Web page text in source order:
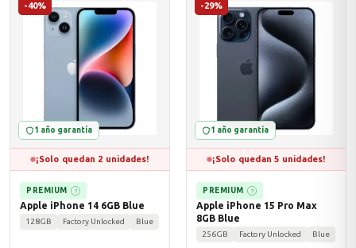
-40%
1 año garantía
¡Solo quedan 2 unidades!
PREMIUM ?
Apple iPhone 14 6GB Blue
128GB Factory Unlocked Blue
-29%
1 año garantía
¡Solo quedan 5 unidades!
PREMIUM ?
Apple iPhone 15 Pro Max
8GB Blue
256GB Factory Unlocked Blue